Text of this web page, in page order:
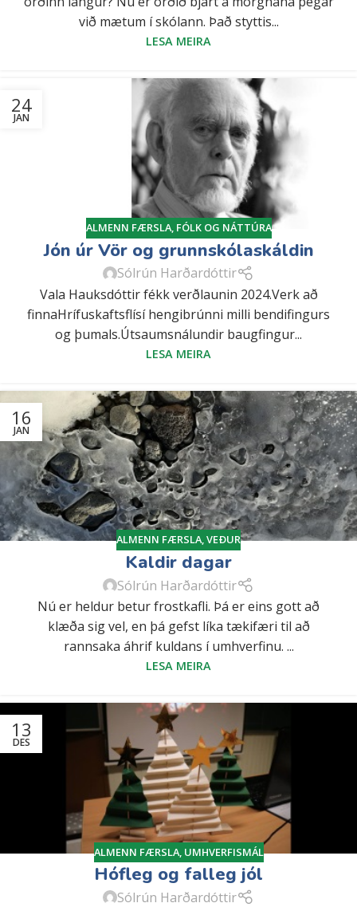
við mætum í skólann. Það styttis...
LESA MEIRA
24
JAN
ALMENN FÆRSLA, FÓLK OG NÁTTÚRA
Jón úr Vör og grunnskólaskáldin
Sólrún Harðardóttir
Vala Hauksdóttir fékk verðlaunin 2024.Verk að
finnaHrífuskaftsflísí hengibrúnni milli bendifingurs
og þumals.Útsaumsnálundir baugfingur...
LESA MEIRA
16
JAN
ALMENN FÆRSLA,VEÐUR
Kaldir dagar
Sólrún Harðardóttir
Nú er heldur betur frostkafli. Þá er eins gott að
klæða sig vel, en þá gefst líka tækifæri til að
rannsaka áhrif kuldans í umhverfinu. ...
LESA MEIRA
13
DES
ALMENN FÆRSLA, UMHVERFISMÁL
Hófleg og falleg jól
Sólrún Harðardóttir